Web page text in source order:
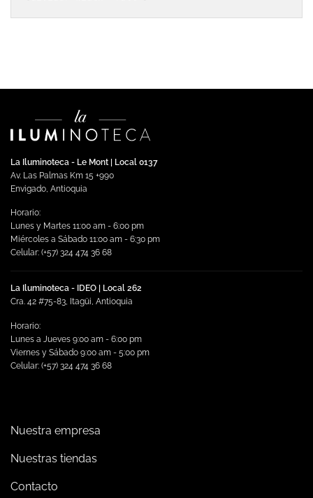
La Iluminoteca - Le Mont | Local 0137
Av. Las Palmas Km 15 +990
Envigado, Antioquia
Horario:
Lunes y Martes 11:00 am - 6:00 pm
Miércoles a Sábado 11:00 am - 6:30 pm
Celular: (+57) 324 474 36 68
La Iluminoteca - IDEO | Local 262
Cra. 42 #75-83, Itagüi, Antioquia
Horario:
Lunes a Jueves 9:00 am - 6:00 pm
Viernes y Sábado 9:00 am - 5:00 pm
Celular: (+57) 324 474 36 68
Nuestra empresa
Nuestras tiendas
Contacto